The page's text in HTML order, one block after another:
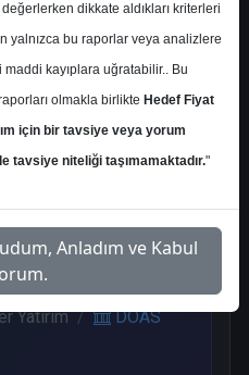
14
Paralel
Get.
1
Üstü Get.
2
Yatırım
DOAS
dikkate aldıkları kriterleri
yalnızca bu raporlar veya analizlere
maddi kayıplara uğratabilir.. Bu
olmakla birlikte Hedef Fiyat
için bir tavsiye veya yorum
tavsiye niteliği taşımamaktadır."
Anladım ve Kabul